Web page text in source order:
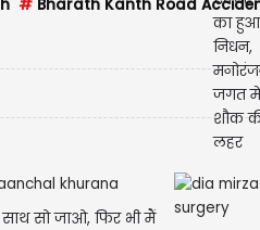
# Bharath Kanth Road
सो जाओ, फिर भी मैं